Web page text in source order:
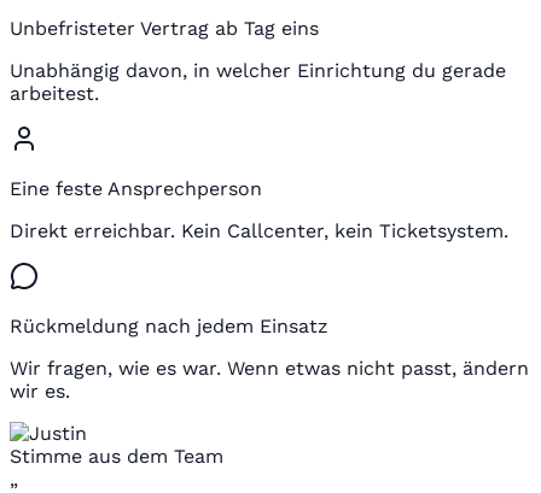
Unbefristeter Vertrag ab Tag eins
Unabhängig davon, in welcher Einrichtung du gerade
arbeitest.
Eine feste Ansprechperson
Direkt erreichbar. Kein Callcenter, kein Ticketsystem.
Rückmeldung nach jedem Einsatz
Wir fragen, wie es war. Wenn etwas nicht passt, ändern
wir es.
Stimme aus dem Team
„